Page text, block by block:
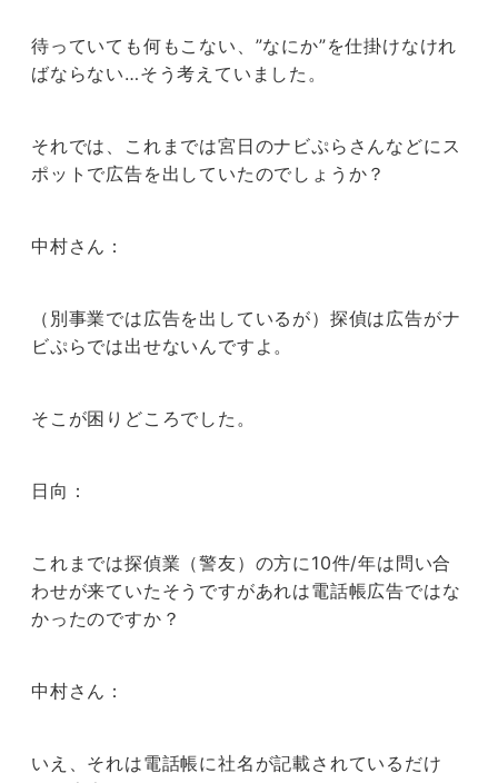
待っていても何もこない、”なにか”を仕掛けなけれ
ばならない…そう考えていました。
それでは、これまでは宮日のナビぷらさんなどにス
ポットで広告を出していたのでしょうか？
中村さん：
（別事業では広告を出しているが）探偵は広告がナ
ビぷらでは出せないんですよ。
そこが困りどころでした。
日向：
これまでは探偵業（警友）の方に10件/年は問い合
わせが来ていたそうですがあれは電話帳広告ではな
かったのですか？
中村さん：
いえ、それは電話帳に社名が記載されているだけ